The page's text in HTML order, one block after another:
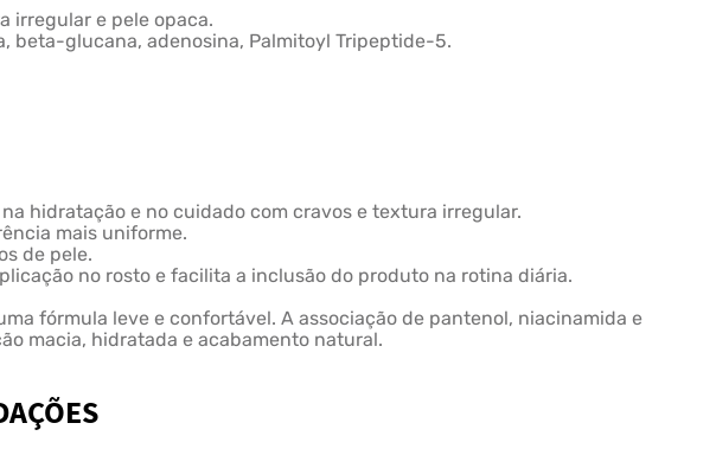
irregular e pele opaca.
beta-glucana, adenosina, Palmitoyl Tripeptide-5.
hidratação e no cuidado com cravos e textura irregular.
mais uniforme.
de pele.
no rosto e facilita a inclusão do produto na rotina diária.
fórmula leve e confortável. A associação de pantenol, niacinamida e
macia, hidratada e acabamento natural.